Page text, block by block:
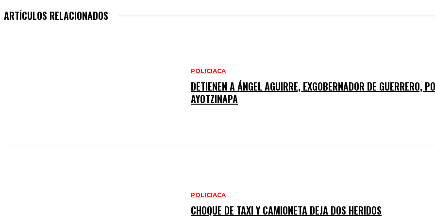
ARTÍCULOS RELACIONADOS
POLICIACA
DETIENEN A ÁNGEL AGUIRRE, EXGOBERNADOR DE GUERRERO,
AYOTZINAPA
POLICIACA
CHOQUE DE TAXI Y CAMIONETA DEJA DOS HERIDOS